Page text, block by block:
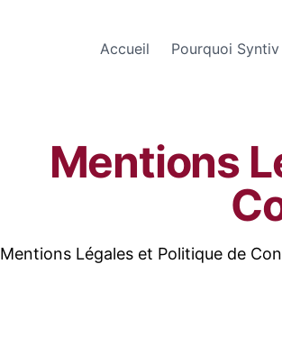
Accueil Pourquoi Syntiv
Mentions
Mentions Légales et Politique de